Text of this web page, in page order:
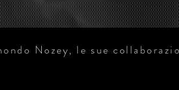
Nozey, le sue